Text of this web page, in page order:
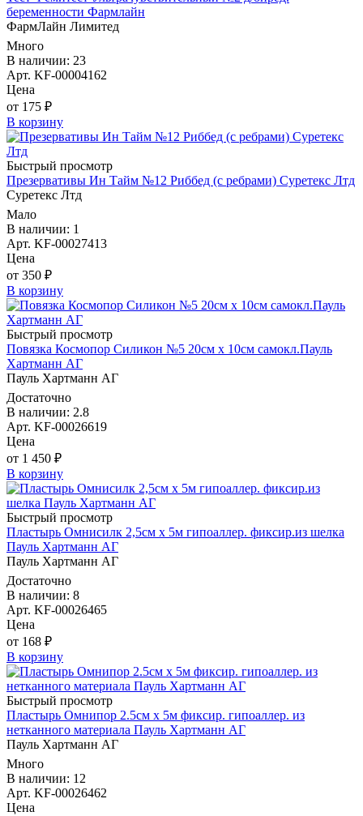
беременности Фармлайн
ФармЛайн Лимитед
Много
В наличии: 23
Арт. KF-00004162
Цена
от 175 ₽
В корзину
Быстрый просмотр
Презервативы Ин Тайм №12 Риббед (с ребрами) Суретекс Лтд
Суретекс Лтд
Мало
В наличии: 1
Арт. KF-00027413
Цена
от 350 ₽
В корзину
Быстрый просмотр
Повязка Космопор Силикон №5 20см х 10см самокл.Пауль
Хартманн AГ
Пауль Хартманн AГ
Достаточно
В наличии: 2.8
Арт. KF-00026619
Цена
от 1 450 ₽
В корзину
Быстрый просмотр
Пластырь Омнисилк 2,5см х 5м гипоаллер. фиксир.из шелка
Пауль Хартманн AГ
Пауль Хартманн AГ
Достаточно
В наличии: 8
Арт. KF-00026465
Цена
от 168 ₽
В корзину
Быстрый просмотр
Пластырь Омнипор 2.5см х 5м фиксир. гипоаллер. из
нетканного материала Пауль Хартманн AГ
Пауль Хартманн AГ
Много
В наличии: 12
Арт. KF-00026462
Цена